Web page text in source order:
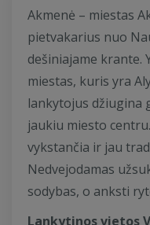
Akmenė – miestas
pietvakarius nuo
dešiniajame krante.
miestas, kuris yra
lankytojus džiugina
jaukiu miesto
vykstančia ir jau
Nedvejodamas
sodybas, o anksti
Lankytinos vietos